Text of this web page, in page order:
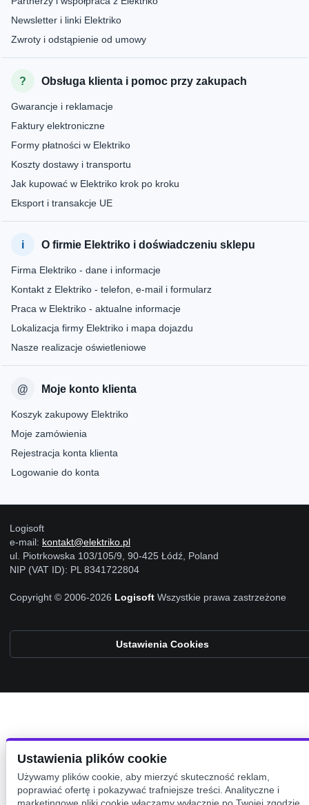
Newsletter i linki Elektriko
Zwroty i odstąpienie od umowy
Obsługa klienta i pomoc przy zakupach
Gwarancje i reklamacje
Faktury elektroniczne
Formy płatności w Elektriko
Koszty dostawy i transportu
Jak kupować w Elektriko krok po kroku
Eksport i transakcje UE
O firmie Elektriko i doświadczeniu sklepu
Firma Elektriko - dane i informacje
Kontakt z Elektriko - telefon, e-mail i formularz
Praca w Elektriko - aktualne informacje
Lokalizacja firmy Elektriko i mapa dojazdu
Nasze realizacje oświetleniowe
Moje konto klienta
Koszyk zakupowy Elektriko
Moje zamówienia
Rejestracja konta klienta
Logowanie do konta
Logisoft
e-mail: kontakt@elektriko.pl
ul. Piotrkowska 103/105/9, 90-425 Łódź, Poland
NIP (VAT ID): PL 8341722804
Copyright © 2006-2026 Logisoft Wszystkie prawa zastrzeżone
Ustawienia Cookies
Ustawienia plików cookie
Używamy plików cookie, aby mierzyć skuteczność reklam,
poprawiać ofertę i pokazywać trafniejsze treści. Analityczne i